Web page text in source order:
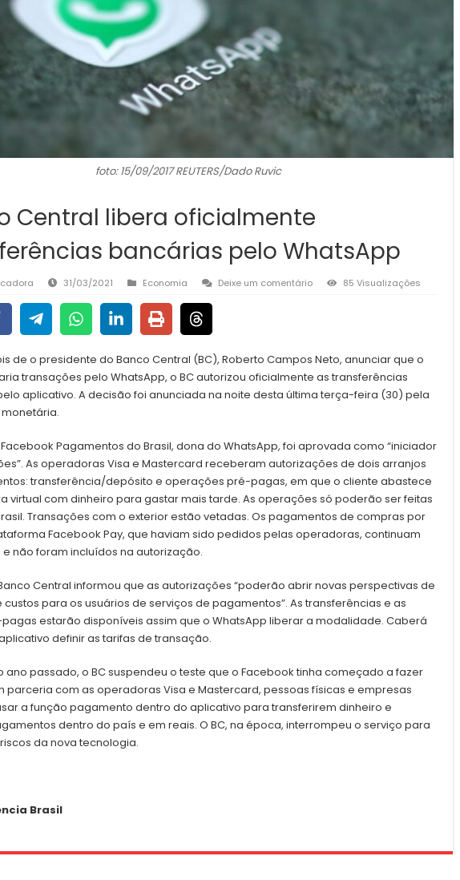
foto: 15/09/2017 REUTERS/Dado Ruvic
Central libera oficialmente
bancárias pelo WhatsApp
31/03/2021 Economia Deixe um comentário 85 Visualizações
de o presidente do Banco Central (BC), Roberto Campos Neto, anunciar que o
transações pelo WhatsApp, o BC autorizou oficialmente as transferências
aplicativo. A decisão foi anunciada na noite desta última terça-feira (30) pela
Pagamentos do Brasil, dona do WhatsApp, foi aprovada como “iniciador
As operadoras Visa e Mastercard receberam autorizações de dois arranjos
transferência/depósito e operações pré-pagas, em que o cliente abastece
virtual com dinheiro para gastar mais tarde. As operações só poderão ser feitas
Transações com o exterior estão vetadas. Os pagamentos de compras por
Facebook Pay, que haviam sido pedidos pelas operadoras, continuam
não foram incluídos na autorização.
Central informou que as autorizações “poderão abrir novas perspectivas de
para os usuários de serviços de pagamentos”. As transferências e as
estarão disponíveis assim que o WhatsApp liberar a modalidade. Caberá
definir as tarifas de transação.
ano passado, o BC suspendeu o teste que o Facebook tinha começado a fazer
parceria com as operadoras Visa e Mastercard, pessoas físicas e empresas
a função pagamento dentro do aplicativo para transferirem dinheiro e
dentro do país e em reais. O BC, na época, interrompeu o serviço para
da nova tecnologia.
Brasil